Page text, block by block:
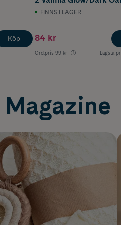
Köp
2 stFINNS I LAGER
84 kr
Ord.pris 99 kr Lägsta